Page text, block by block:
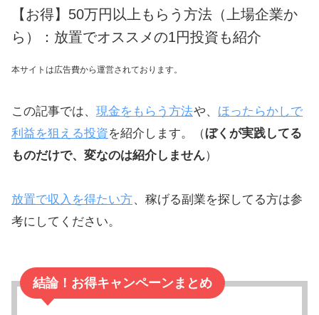
【お得】50万円以上もらう方法（上場企業か
ら）：放置でオススメの1円投資も紹介
本サイトは広告費から運営されております。
この記事では、 現金をもらう方法や、 ほったらかしで
利益を狙える投資を紹介します。（ぼくが実践してる
ものだけで、変なのは紹介しません）
放置で収入を得たい方、稼げる副業を探してる方は参
考にしてください。
結論！お得キャンペーンまとめ